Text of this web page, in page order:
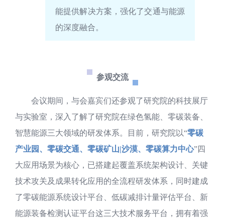
能提供解决方案，强化了交通与能源
的深度融合。
参观交流
会议期间，与会嘉宾们还参观了研究院的科技展厅
与实验室，深入了解了研究院在绿色氢能、零碳装备、
智慧能源三大领域的研发体系。目前，研究院以“零碳
产业园、零碳交通、零碳矿山|沙漠、零碳算力中心”四
大应用场景为核心，已搭建起覆盖系统架构设计、关键
技术攻关及成果转化应用的全流程研发体系，同时建成
了零碳能源系统设计平台、低碳减排计量评估平台、新
能源装备检测认证平台这三大技术服务平台，拥有着强